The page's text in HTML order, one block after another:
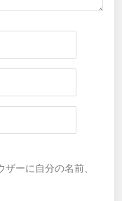
ーに自分の名前、